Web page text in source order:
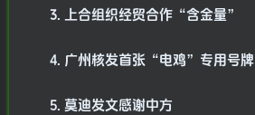
3. 上合组织经贸合作“含金量”
4. 广州核发首张“电鸡”专用号牌
5. 莫迪发文感谢中方